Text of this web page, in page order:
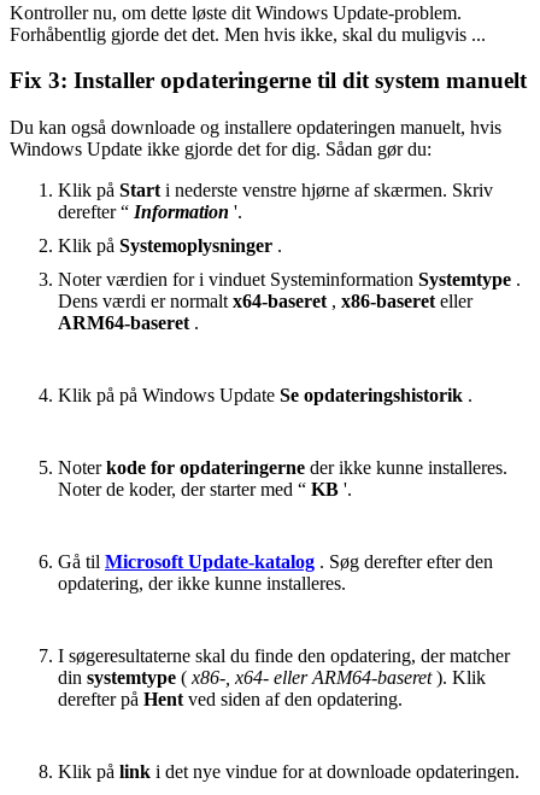
Kontroller nu, om dette løste dit Windows Update-problem.
Forhåbentlig gjorde det det. Men hvis ikke, skal du muligvis ...
Fix 3: Installer opdateringerne til dit system manuelt
Du kan også downloade og installere opdateringen manuelt, hvis
Windows Update ikke gjorde det for dig. Sådan gør du:
Klik på Start i nederste venstre hjørne af skærmen. Skriv
derefter “ Information '.
Klik på Systemoplysninger .
Noter værdien for i vinduet Systeminformation Systemtype .
Dens værdi er normalt x64-baseret , x86-baseret eller
ARM64-baseret .
Klik på på Windows Update Se opdateringshistorik .
Noterkode for opdateringerne der ikke kunne installeres.
Noter de koder, der starter med “ KB '.
Gå til Microsoft Update-katalog . Søg derefter efter den
opdatering, der ikke kunne installeres.
I søgeresultaterne skal du finde den opdatering, der matcher
din systemtype ( x86-, x64- eller ARM64-baseret). Klik
derefter på Hent ved siden af ​​den opdatering.
Klik på link i det nye vindue for at downloade opdateringen.